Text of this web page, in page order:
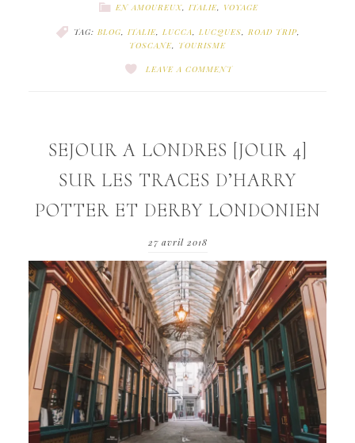
EN AMOUREUX, ITALIE, VOYAGE
TAG: BLOG, ITALIE, LUCCA, LUCQUES, ROAD TRIP,
TOSCANE, TOURISME
LEAVE A COMMENT
SEJOUR A LONDRES [JOUR 4]
SUR LES TRACES D’HARRY
POTTER ET DERBY LONDONIEN
27 avril 2018